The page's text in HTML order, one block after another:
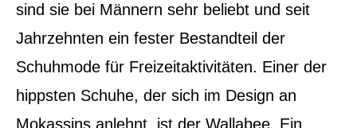
sind sie bei Männern sehr beliebt und seit
Jahrzehnten ein fester Bestandteil der
Schuhmode für Freizeitaktivitäten. Einer der
hippsten Schuhe, der sich im Design an
Mokassins anlehnt, ist der Wallabee. Ein